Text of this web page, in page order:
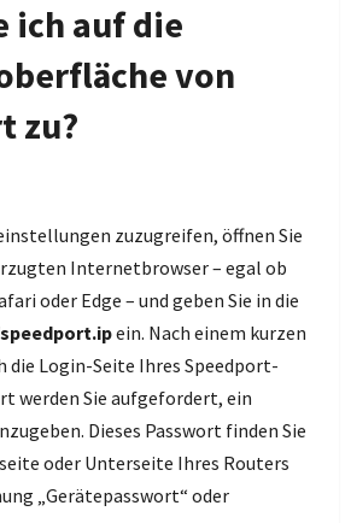
ich auf die
von
zu?
zuzugreifen, öffnen Sie
Internetbrowser – egal ob
oder Edge – und geben Sie in die
ein. Nach einem kurzen
die Login-Seite Ihres Speedport-
werden Sie aufgefordert, ein
Dieses Passwort finden Sie
oder Unterseite Ihres Routers
„Gerätepasswort“ oder